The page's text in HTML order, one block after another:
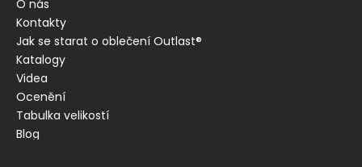
O nás
Kontakty
Jak se starat o oblečení Outlast®
Katalogy
Videa
Ocenění
Tabulka velikostí
Blog